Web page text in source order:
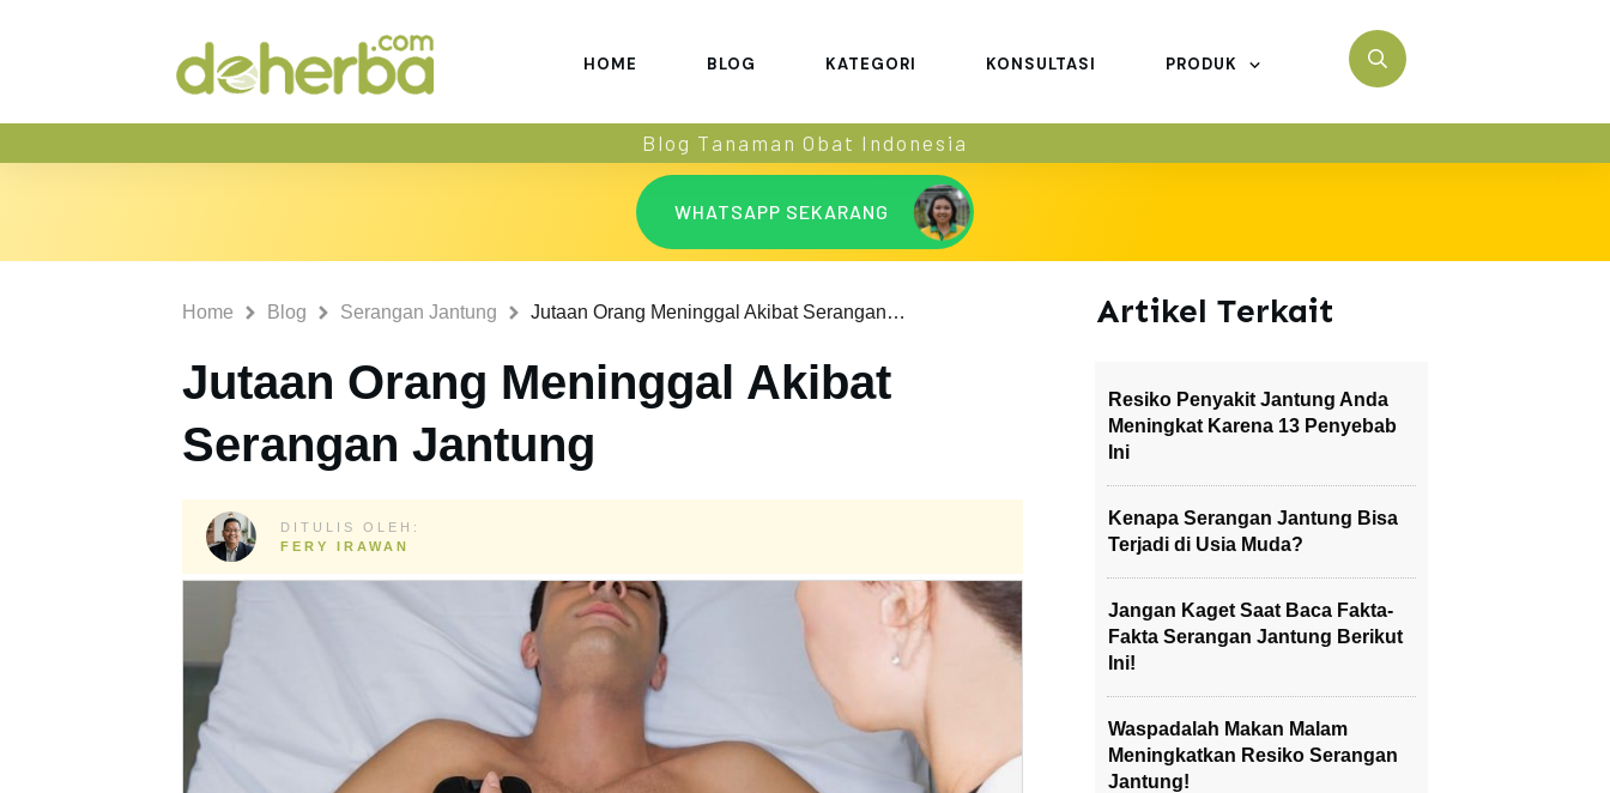
HOME BLOG KATEGORI KONSULTASI PRODUK
Blog Tanaman Obat Indonesia
WHATSAPP SEKARANG
Home Blog Serangan Jantung Jutaan Orang Meninggal Akibat Serangan Jantung
Jutaan Orang Meninggal Akibat
Serangan Jantung
DITULIS OLEH:
FERY IRAWAN
Artikel Terkait
Resiko Penyakit Jantung Anda
Meningkat Karena 13 Penyebab
Ini
Kenapa Serangan Jantung Bisa
Terjadi di Usia Muda?
Jangan Kaget Saat Baca Fakta-
Fakta Serangan Jantung Berikut
Ini!
Waspadalah Makan Malam
Meningkatkan Resiko Serangan
Jantung!